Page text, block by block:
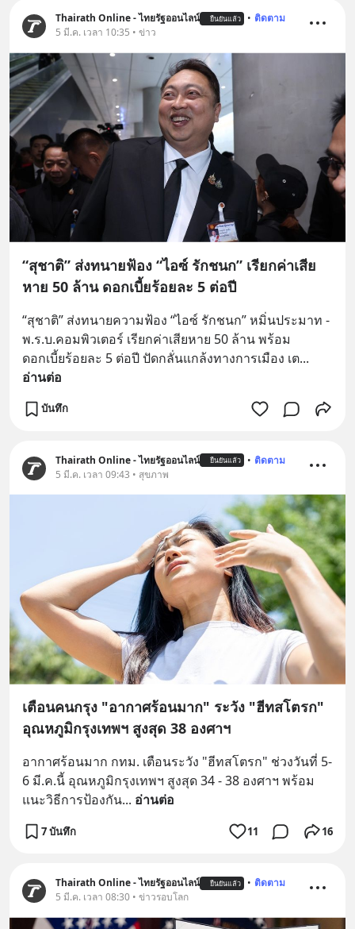
Thairath Online - ไทยรัฐออนไลน์ ยืนยันแล้ว • ติดตาม
5 มี.ค. เวลา 10:35 • ข่าว
“สุชาติ” ส่งทนายฟ้อง “ไอซ์ รักชนก” เรียกค่าเสีย
หาย 50 ล้าน ดอกเบี้ยร้อยละ 5 ต่อปี
“สุชาติ” ส่งทนายความฟ้อง “ไอซ์ รักชนก” หมิ่นประมาท -
พ.ร.บ.คอมพิวเตอร์ เรียกค่าเสียหาย 50 ล้าน พร้อม
ดอกเบี้ยร้อยละ 5 ต่อปี ปัดกลั่นแกล้งทางการเมือง เต
อ่านต่อ
บันทึก
Thairath Online - ไทยรัฐออนไลน์ ยืนยันแล้ว • ติดตาม
5 มี.ค. เวลา 09:43 • สุขภาพ
เตือนคนกรุง "อากาศร้อนมาก" ระวัง "ฮีทสโตรก"
อุณหภูมิกรุงเทพฯ สูงสุด 38 องศาฯ
อากาศร้อนมาก กทม. เตือนระวัง "ฮีทสโตรก" ช่วงวันที่ 5-
6 มี.ค.นี้ อุณหภูมิกรุงเทพฯ สูงสุด 34 - 38 องศาฯ พร้อม
แนะวิธีการป้องกัน... อ่านต่อ
7 บันทึก 11 16
Thairath Online - ไทยรัฐออนไลน์ ยืนยันแล้ว • ติดตาม
5 มี.ค. เวลา 08:30 • ข่าวรอบโลก